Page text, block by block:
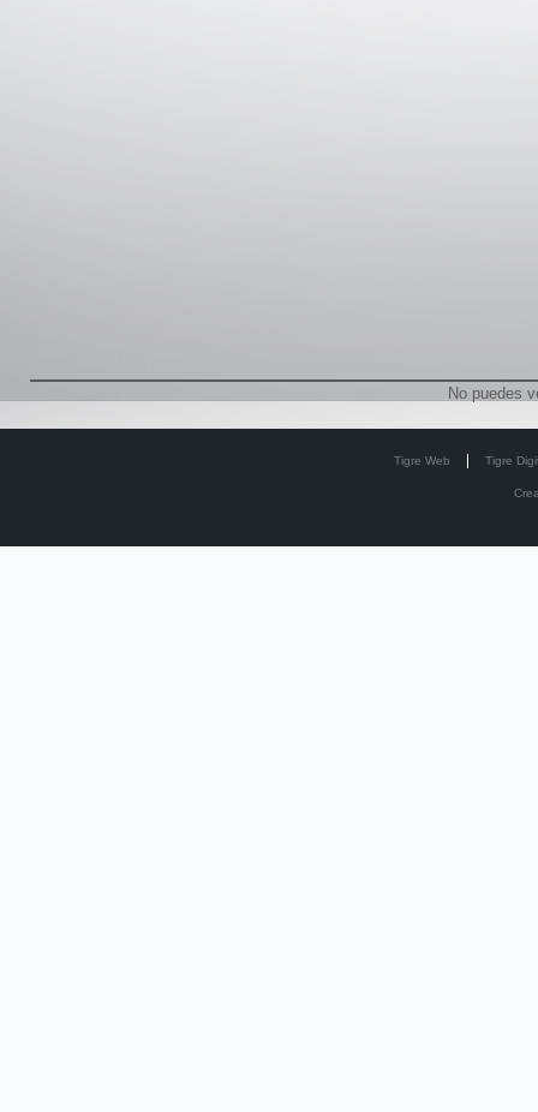
No puedes
Tigre Web Tigre